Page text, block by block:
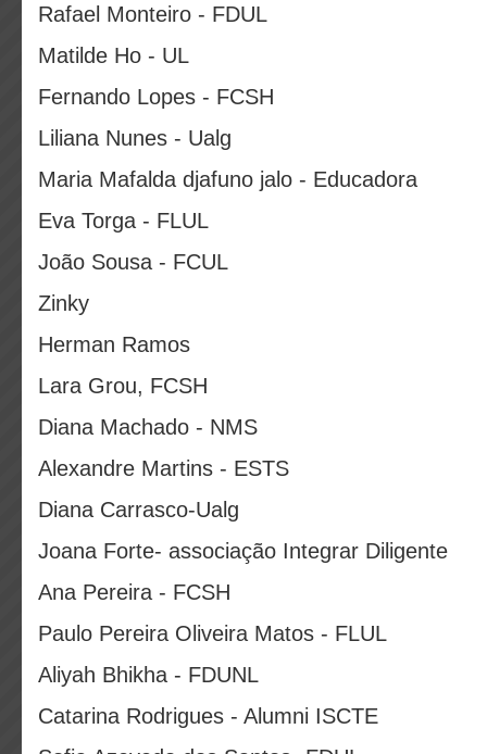
Rafael Monteiro - FDUL
Matilde Ho - UL
Fernando Lopes - FCSH
Liliana Nunes - Ualg
Maria Mafalda djafuno jalo - Educadora
Eva Torga - FLUL
João Sousa - FCUL
Zinky
Herman Ramos
Lara Grou, FCSH
Diana Machado - NMS
Alexandre Martins - ESTS
Diana Carrasco-Ualg
Joana Forte- associação Integrar Diligente
Ana Pereira - FCSH
Paulo Pereira Oliveira Matos - FLUL
Aliyah Bhikha - FDUNL
Catarina Rodrigues - Alumni ISCTE